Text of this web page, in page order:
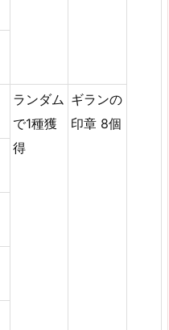
ランダム
で1種獲
得
ギランの
印章 8個